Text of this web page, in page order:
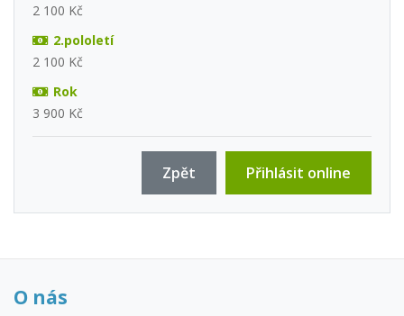
2 100 Kč
2.pololetí
2 100 Kč
Rok
3 900 Kč
Přihlásit online
Zpět
O nás